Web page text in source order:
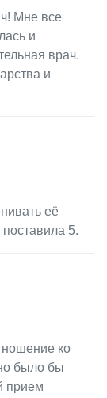
Мне все
и
врач.
и
её
5.
ко
было бы
прием